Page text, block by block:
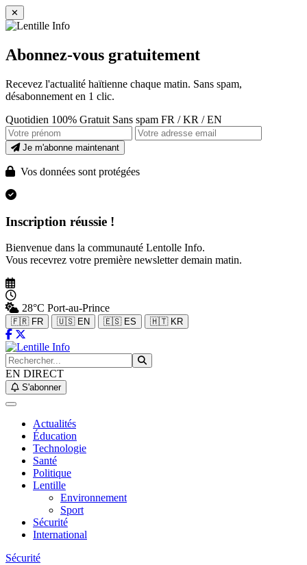
✕
Abonnez-vous gratuitement
Recevez l'actualité haïtienne chaque matin. Sans spam,
désabonnement en 1 clic.
Quotidien 100% Gratuit Sans spam FR / KR / EN
Je m'abonne maintenant
Vos données sont protégées
Inscription réussie !
Bienvenue dans la communauté Lentolle Info.
Vous recevrez votre première newsletter demain matin.
28°C Port-au-Prince
🇫🇷 FR 🇺🇸 EN 🇪🇸 ES 🇭🇹 KR
EN DIRECT
S'abonner
Actualités
Éducation
Technologie
Santé
Politique
Lentille
Environnement
Sport
Sécurité
International
Sécurité